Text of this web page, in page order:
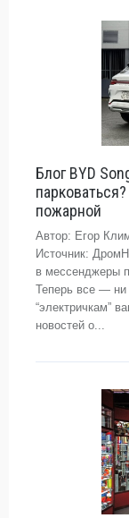
Блог BYD
пожарной
Автор: Егор
Источник:
в мессенджеры
Теперь все — ни
“электричкам”
новостей о...